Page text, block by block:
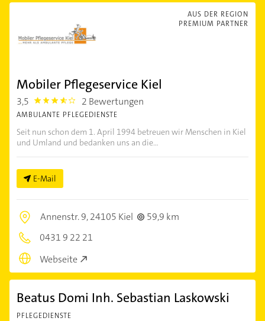
AUS DER REGION
PREMIUM PARTNER
Mobiler Pflegeservice Kiel
3,5 3.5 2 Bewertungen
AMBULANTE PFLEGEDIENSTE
Seit nun schon dem 1. April 1994 betreuen wir Menschen in Kiel
und Umland und bedanken uns an die...
E-Mail
Annenstr. 9,24105 Kiel
59,9 km
0431 9 22 21
Webseite
Beatus Domi Inh. Sebastian Laskowski
PFLEGEDIENSTE